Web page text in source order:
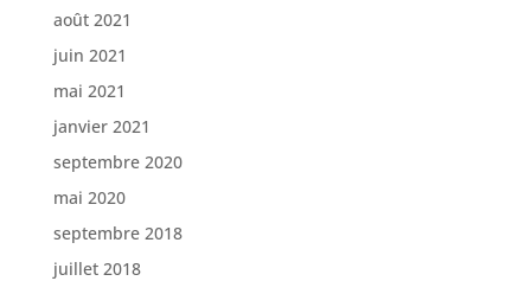
août 2021
juin 2021
mai 2021
janvier 2021
septembre 2020
mai 2020
septembre 2018
juillet 2018